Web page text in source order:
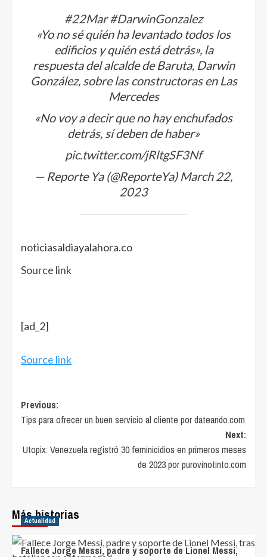
#22Mar #DarwinGonzalez
«Yo no sé quién ha levantado todos los
edificios y quién está detrás», la
respuesta del alcalde de Baruta, Darwin
González, sobre las constructoras en Las
Mercedes
«No voy a decir que no hay enchufados
detrás, sí deben de haber»
pic.twitter.com/jRltgSF3Nf
— Reporte Ya (@ReporteYa) March 22,
2023
noticiasaldiayalahora.co
Source link
[ad_2]
Source link
Post
navigation
Previous:
Tips para ofrecer un buen servicio al cliente por dateando.com
Next:
Utopix: Venezuela registró 30 feminicidios en primeros meses
de 2023 por purovinotinto.com
Más historias
Actualidad
Fallece Jorge Messi, padre y soporte de Lionel Messi,